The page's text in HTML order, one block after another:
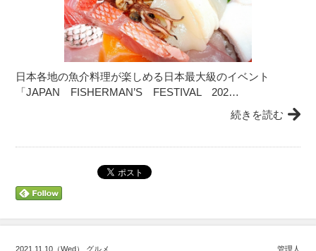
日本各地の魚介料理が楽しめる日本最大級のイベント
「JAPAN FISHERMAN’S FESTIVAL 202…
続きを読む
2021.11.10（Wed） グルメ 管理人